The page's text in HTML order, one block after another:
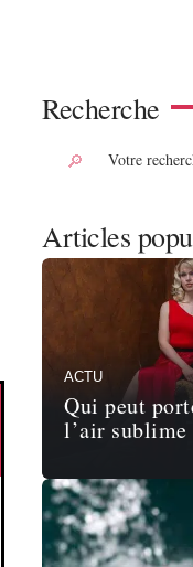
Recherche
Articles
ACTU
Qui peut
l’air sublime